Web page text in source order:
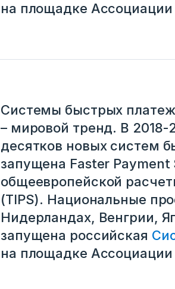
на площадке
Системы быстрых
– мировой тренд. В 2018-
десятков новых систем
запущена Faster Payment
общеевропейской
(TIPS). Национальные
Нидерландах, Венгрии,
запущена российская
на площадке